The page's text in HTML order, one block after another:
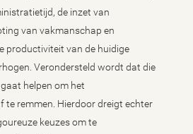
de inzet van
van vakmanschap en
productiviteit van de huidige
Verondersteld wordt dat die
helpen om het
te remmen. Hierdoor dreigt echter
keuzes om te